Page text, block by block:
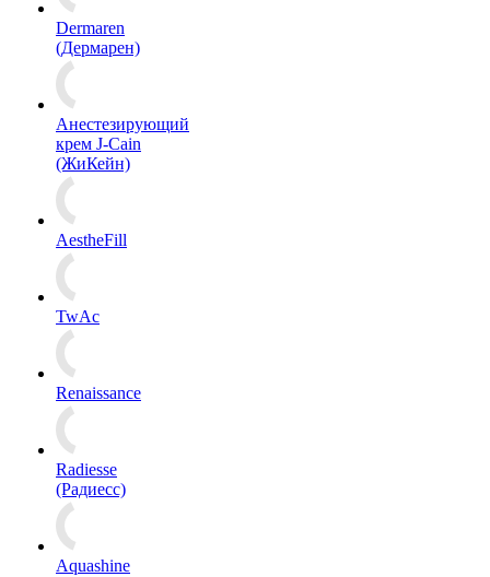
Dermaren
(Дермарен)
Анестезирующий
крем J-Cain
(ЖиКейн)
AestheFill
TwAc
Renaissance
Radiesse
(Радиесс)
Aquashine